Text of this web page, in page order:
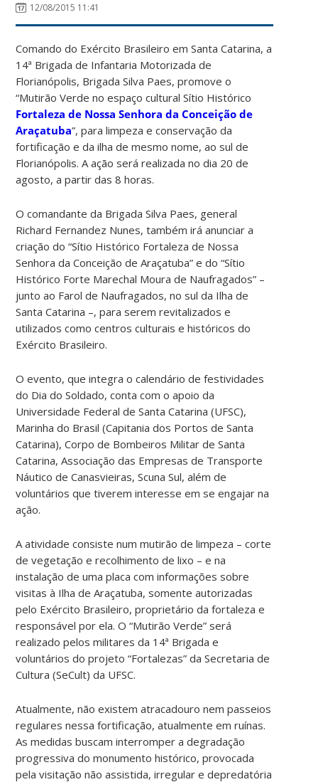
12/08/2015 11:41
Comando do Exército Brasileiro em Santa Catarina, a
14ª Brigada de Infantaria Motorizada de
Florianópolis, Brigada Silva Paes, promove o
“Mutirão Verde no espaço cultural Sítio Histórico
Fortaleza de Nossa Senhora da Conceição de
Araçatuba”, para limpeza e conservação da
fortificação e da ilha de mesmo nome, ao sul de
Florianópolis. A ação será realizada no dia 20 de
agosto, a partir das 8 horas.
O comandante da Brigada Silva Paes, general
Richard Fernandez Nunes, também irá anunciar a
criação do “Sítio Histórico Fortaleza de Nossa
Senhora da Conceição de Araçatuba” e do “Sítio
Histórico Forte Marechal Moura de Naufragados” –
junto ao Farol de Naufragados, no sul da Ilha de
Santa Catarina –, para serem revitalizados e
utilizados como centros culturais e históricos do
Exército Brasileiro.
O evento, que integra o calendário de festividades
do Dia do Soldado, conta com o apoio da
Universidade Federal de Santa Catarina (UFSC),
Marinha do Brasil (Capitania dos Portos de Santa
Catarina), Corpo de Bombeiros Militar de Santa
Catarina, Associação das Empresas de Transporte
Náutico de Canasvieiras, Scuna Sul, além de
voluntários que tiverem interesse em se engajar na
ação.
A atividade consiste num mutirão de limpeza – corte
de vegetação e recolhimento de lixo – e na
instalação de uma placa com informações sobre
visitas à Ilha de Araçatuba, somente autorizadas
pelo Exército Brasileiro, proprietário da fortaleza e
responsável por ela. O “Mutirão Verde” será
realizado pelos militares da 14ª Brigada e
voluntários do projeto “Fortalezas” da Secretaria de
Cultura (SeCult) da UFSC.
Atualmente, não existem atracadouro nem passeios
regulares nessa fortificação, atualmente em ruínas.
As medidas buscam interromper a degradação
progressiva do monumento histórico, provocada
pela visitação não assistida, irregular e depredatória